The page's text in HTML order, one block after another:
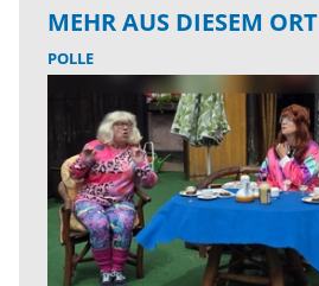
MEHR AUS DIESEM ORT
POLLE